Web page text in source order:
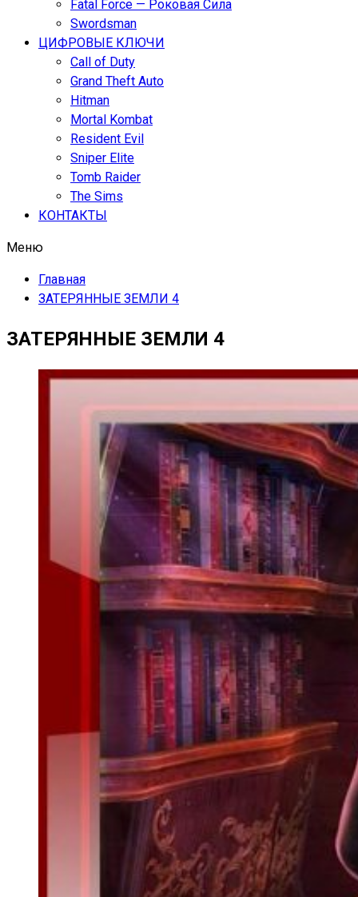
Fatal Force — Роковая Сила
Swordsman
ЦИФРОВЫЕ КЛЮЧИ
Call of Duty
Grand Theft Auto
Hitman
Mortal Kombat
Resident Evil
Sniper Elite
Tomb Raider
The Sims
КОНТАКТЫ
Меню
Главная
ЗАТЕРЯННЫЕ ЗЕМЛИ 4
ЗАТЕРЯННЫЕ ЗЕМЛИ 4